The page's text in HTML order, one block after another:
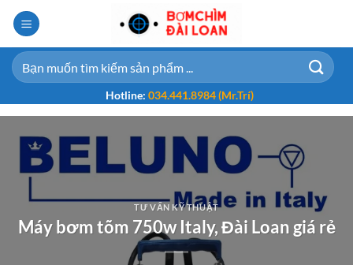
qua
nội
dung
Tìm
kiếm:
Hotline: 034.441.8984 (Mr.Trí)
TƯ VẤN KỸ THUẬT
Máy bơm tõm 750w Italy, Đài Loan giá rẻ